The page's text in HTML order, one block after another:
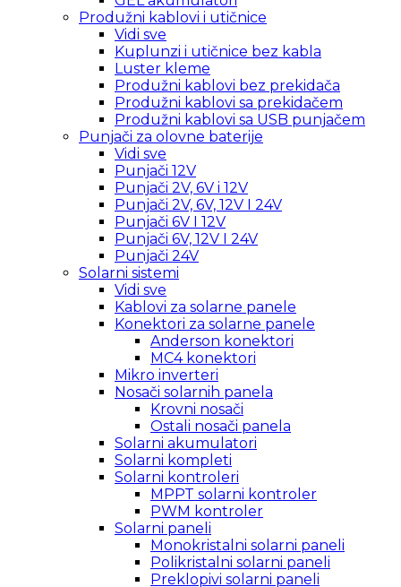
Produžni kablovi i utičnice
Vidi sve
Kuplunzi i utičnice bez kabla
Luster kleme
Produžni kablovi bez prekidača
Produžni kablovi sa prekidačem
Produžni kablovi sa USB punjačem
Punjači za olovne baterije
Vidi sve
Punjači 12V
Punjači 2V, 6V i 12V
Punjači 2V, 6V, 12V I 24V
Punjači 6V I 12V
Punjači 6V, 12V I 24V
Punjači 24V
Solarni sistemi
Vidi sve
Kablovi za solarne panele
Konektori za solarne panele
Anderson konektori
MC4 konektori
Mikro inverteri
Nosači solarnih panela
Krovni nosači
Ostali nosači panela
Solarni akumulatori
Solarni kompleti
Solarni kontroleri
MPPT solarni kontroler
PWM kontroler
Solarni paneli
Monokristalni solarni paneli
Polikristalni solarni paneli
Preklopivi solarni paneli